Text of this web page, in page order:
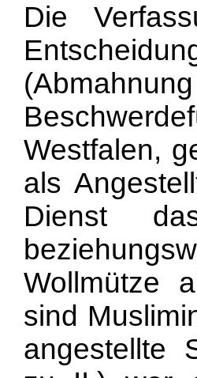
Die
Westfalen,
als
Dienst
Wollmütze
sind
angestellte